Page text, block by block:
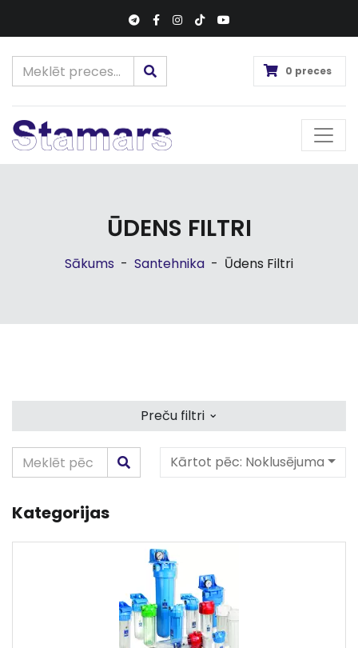
0 preces
ŪDENS FILTRI
Sākums - Santehnika - Ūdens Filtri
Preču filtri ⌄
Kārtot pēc: Noklusējuma
Kategorijas